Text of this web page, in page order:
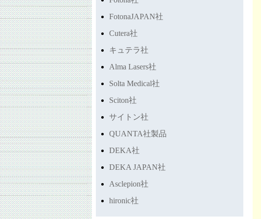
FotonaJAPAN社
Cutera社
キュテラ社
Alma Lasers社
Solta Medical社
Sciton社
サイトン社
QUANTA社製品
DEKA社
DEKA JAPAN社
Asclepion社
hironic社